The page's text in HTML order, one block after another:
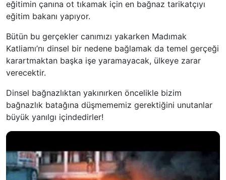
eğitimin çanına ot tıkamak için en bağnaz tarikatçıyı
eğitim bakanı yapıyor.
Bütün bu gerçekler canımızı yakarken Madımak
Katliamı’nı dinsel bir nedene bağlamak da temel gerçeği
karartmaktan başka işe yaramayacak, ülkeye zarar
verecektir.
Dinsel bağnazlıktan yakınırken öncelikle bizim
bağnazlık batağına düşmememiz gerektiğini unutanlar
büyük yanılgı içindedirler!